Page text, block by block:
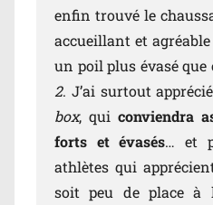
enfin trouvé le
accueillant et
un poil plus évasé que
2. J’ai surtout
box, qui conviendra
forts et évasés… et
athlètes qui
soit peu de place à